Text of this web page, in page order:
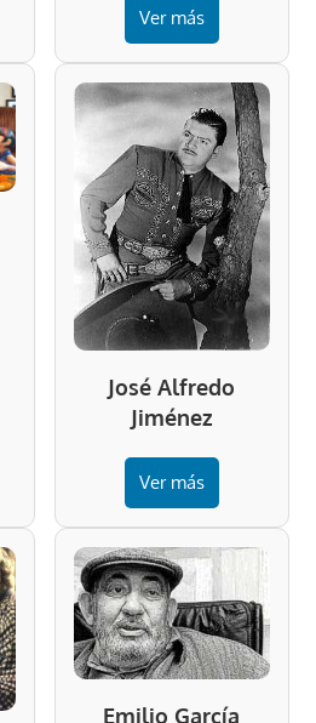
Ver más
José Alfredo
Jiménez
Ver más
Emilio García